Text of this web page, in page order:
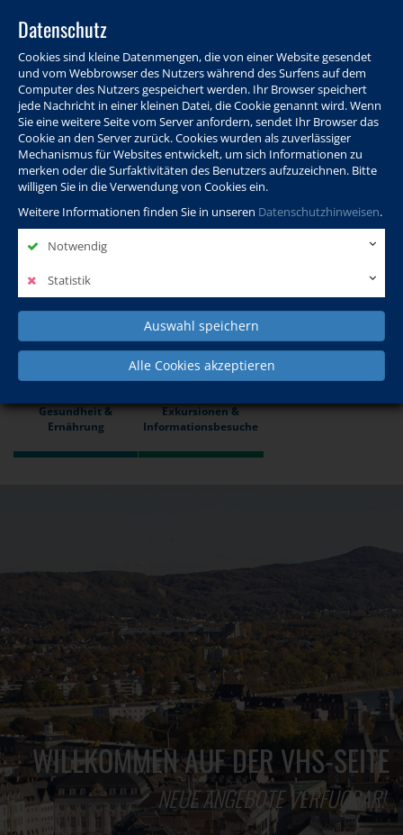
Datenschutz
Cookies sind kleine Datenmengen, die von einer Website gesendet
und vom Webbrowser des Nutzers während des Surfens auf dem
Computer des Nutzers gespeichert werden. Ihr Browser speichert
jede Nachricht in einer kleinen Datei, die Cookie genannt wird. Wenn
Sie eine weitere Seite vom Server anfordern, sendet Ihr Browser das
Cookie an den Server zurück. Cookies wurden als zuverlässiger
Mechanismus für Websites entwickelt, um sich Informationen zu
merken oder die Surfaktivitäten des Benutzers aufzuzeichnen. Bitte
willigen Sie in die Verwendung von Cookies ein.
Weitere Informationen finden Sie in unseren Datenschutzhinweisen.
Notwendig
Statistik
Auswahl speichern
Alle Cookies akzeptieren
Programm Info & Service Aktuelles Warenkorb Login
Ansprechpersonen Kontakt Sitemap
Politik, Wissenschaft &
Internationales
Beruf, IT & Digitales
Gesundheit &
Ernährung
Exkursionen &
Informationsbesuche
WILLKOMMEN AUF DER VHS-SEITE
NEUE ANGEBOTE VERFÜGBAR!